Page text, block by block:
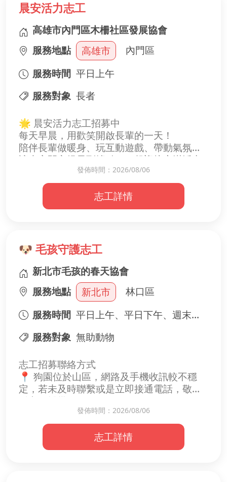
為了讓長輩安心參與每一天的活動，我們誠
摯邀請熱心的你加入志工行列！
🌟 行政小幫手服務內容
📋 協助簡單行政文書與資料整理
📞 協助接待長者及活動報到
🍱 協助廚房備餐、分送點心及環境整理
🪑 協助活動場地布置與收拾
🌼 我們希望你
✨ 喜歡與長者互動
✨ 願意學習、具責任感
✨ 無經驗也歡迎，我們將提供服務說明與陪
😊 長輩真誠的笑容與感謝
🤝 認識一群充滿愛心的夥伴
🌱 累積志願服務經驗，讓自己的時間更有價
值
💕 一份小小的協助，就能讓長者擁有安心、
快樂的一天！
歡迎加入我們，一起成為社區最溫暖的力
量！
晨安活力志工
高雄市內門區木柵社區發展協會
服務地點
高雄市
內門區
服務時間 平日上午
服務對象 長者
🌟 晨安活力志工招募中
每天早晨，用歡笑開啟長輩的一天！
陪伴長輩做暖身、玩互動遊戲、帶動氣氛，
讓大家開心提早到據點，一起迎接充滿活力
・活絡現場歡樂氣氛
・鼓勵長輩提早參與課程
🌼 服務時間
每週服務 2 位志工輪值
⏰ 08:00－09:00
與長輩一起暖身、互動，陪伴大家迎接
09:00 正式課程。
發佈時間：2026/08/06
志工詳情
🐶 毛孩守護志工
新北市毛孩的春天協會
服務地點
新北市
林口區
服務時間
平日上午、平日下午、週末上午、週末下午
服務對象 無助動物
志工招募聯絡方式
📍 狗園位於山區，網路及手機收訊較不穩
定，若未及時聯繫或是立即接通電話，敬請
耐心再撥幾次。
👩‍🦳 請直接洽 鄭阿姨
☎️ 市話：02-8630-1860（尤佳）
📱 手機：0930-409-188
📱 手機：0939-045-855
發佈時間：2026/08/06
志工詳情